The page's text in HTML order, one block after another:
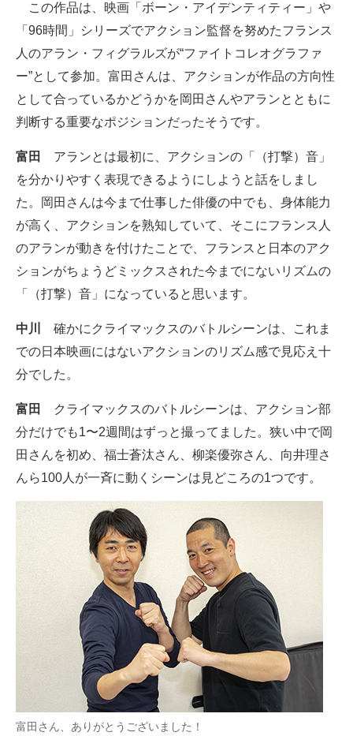
この作品は、映画「ボーン・アイデンティティー」や
「96時間」シリーズでアクション監督を努めたフランス
人のアラン・フィグラルズが“ファイトコレオグラファ
ー”として参加。富田さんは、アクションが作品の方向性
として合っているかどうかを岡田さんやアランとともに
判断する重要なポジションだったそうです。
富田
アランとは最初に、アクションの「（打撃）音」
を分かりやすく表現できるようにしようと話をしまし
た。岡田さんは今まで仕事した俳優の中でも、身体能力
が高く、アクションを熟知していて、そこにフランス人
のアランが動きを付けたことで、フランスと日本のアク
ションがちょうどミックスされた今までにないリズムの
「（打撃）音」になっていると思います。
中川
確かにクライマックスのバトルシーンは、これま
での日本映画にはないアクションのリズム感で見応え十
分でした。
富田
クライマックスのバトルシーンは、アクション部
分だけでも1〜2週間はずっと撮ってました。狭い中で岡
田さんを初め、福士蒼汰さん、柳楽優弥さん、向井理さ
んら100人が一斉に動くシーンは見どころの1つです。
富田さん、ありがとうございました！